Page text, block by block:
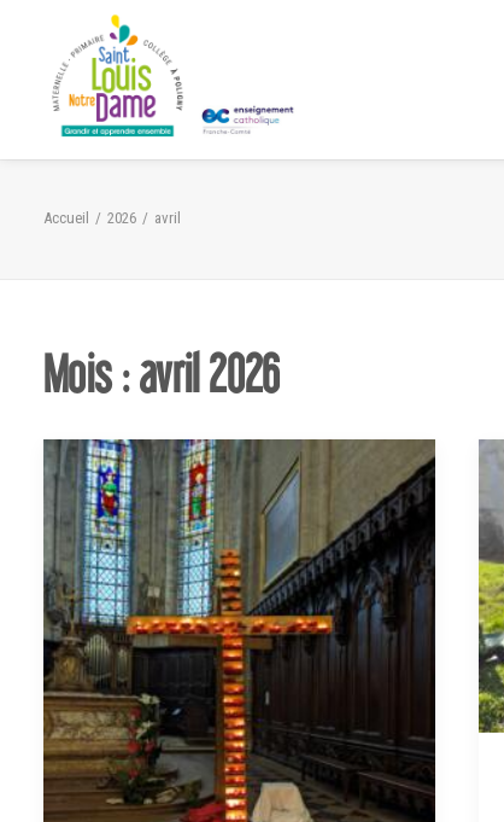
Accueil 2026 avril
Mois : avril 2026
Panneau de gestion des cookies